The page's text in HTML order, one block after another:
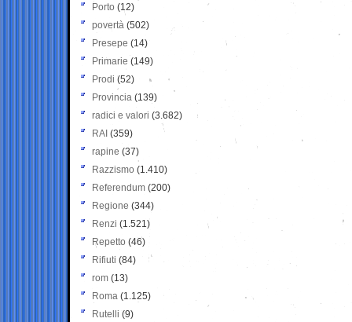
Porto (12)
povertà (502)
Presepe (14)
Primarie (149)
Prodi (52)
Provincia (139)
radici e valori (3.682)
RAI (359)
rapine (37)
Razzismo (1.410)
Referendum (200)
Regione (344)
Renzi (1.521)
Repetto (46)
Rifiuti (84)
rom (13)
Roma (1.125)
Rutelli (9)